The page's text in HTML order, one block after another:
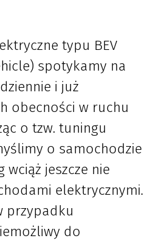
typu BEV
spotykamy na
i już
obecności w ruchu
o tzw. tuningu
o samochodzie
wciąż jeszcze nie
elektrycznymi.
przypadku
do